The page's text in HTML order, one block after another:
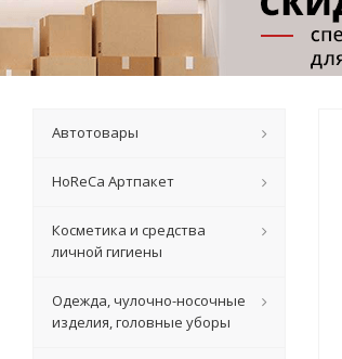
Автотовары
HoReCa Артпакет
Косметика и средства
личной гигиены
Одежда, чулочно-носочные
изделия, головные уборы